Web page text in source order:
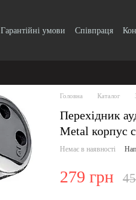
Гарантійні умови Співпраця
Головна Каталог
Перехідник
Metal корпус
Немає в наявності
279 грн